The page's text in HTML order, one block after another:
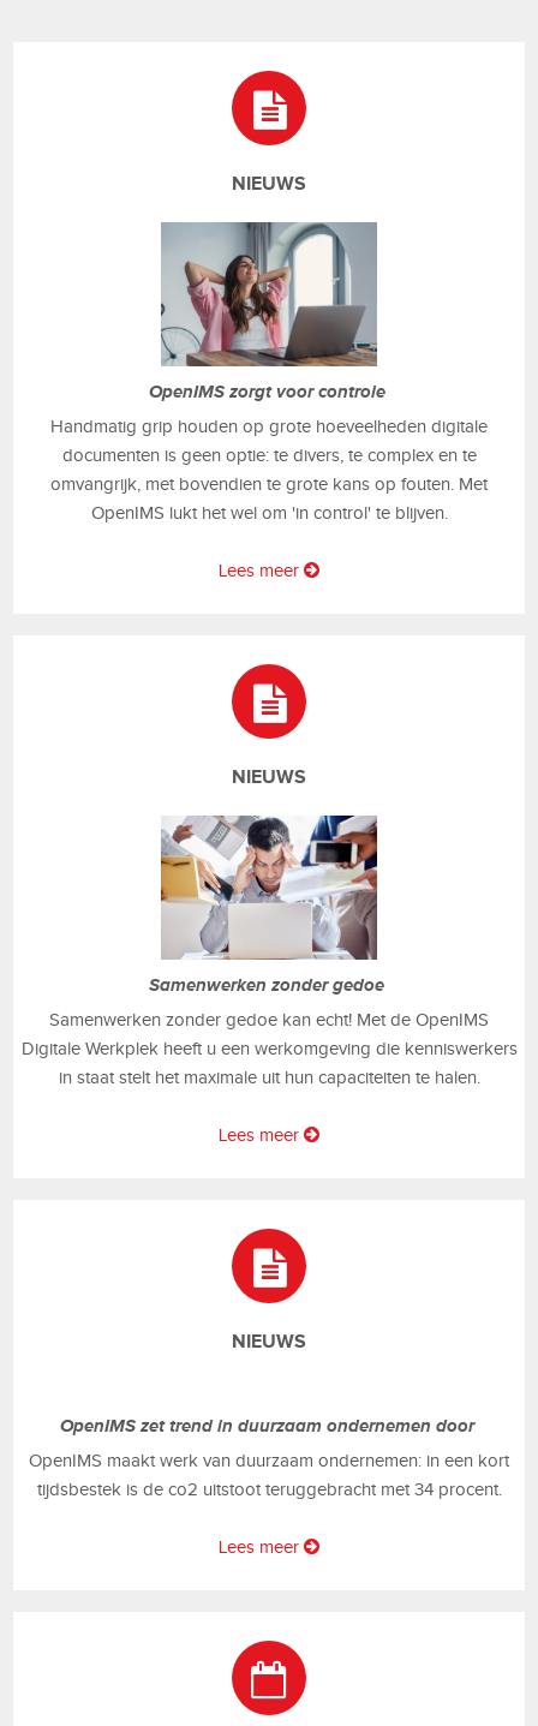
NIEUWS
OpenIMS zorgt voor controle
Handmatig grip houden op grote hoeveelheden digitale
documenten is geen optie: te divers, te complex en te
omvangrijk, met bovendien te grote kans op fouten. Met
OpenIMS lukt het wel om 'in control' te blijven.
Lees meer
NIEUWS
Samenwerken zonder gedoe
Samenwerken zonder gedoe kan echt! Met de OpenIMS
Digitale Werkplek heeft u een werkomgeving die kenniswerkers
in staat stelt het maximale uit hun capaciteiten te halen.
Lees meer
NIEUWS
OpenIMS zet trend in duurzaam ondernemen door
OpenIMS maakt werk van duurzaam ondernemen: in een kort
tijdsbestek is de co2 uitstoot teruggebracht met 34 procent.
Lees meer